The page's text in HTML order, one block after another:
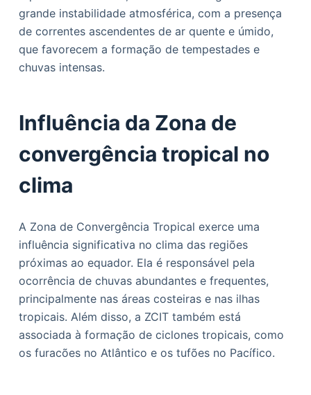
grande instabilidade atmosférica, com a presença
de correntes ascendentes de ar quente e úmido,
que favorecem a formação de tempestades e
chuvas intensas.
Influência da Zona de
convergência tropical no
clima
A Zona de Convergência Tropical exerce uma
influência significativa no clima das regiões
próximas ao equador. Ela é responsável pela
ocorrência de chuvas abundantes e frequentes,
principalmente nas áreas costeiras e nas ilhas
tropicais. Além disso, a ZCIT também está
associada à formação de ciclones tropicais, como
os furacões no Atlântico e os tufões no Pacífico.